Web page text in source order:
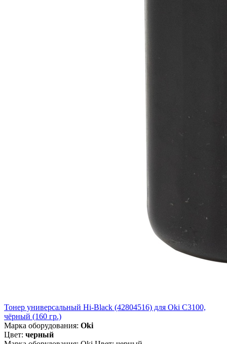
Тонер универсальный Hi-Black (42804516) для Oki С3100,
чёрный (160 гр.)
Марка оборудования: Oki
Цвет: черный